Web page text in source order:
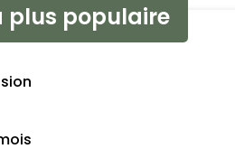
plus populaire